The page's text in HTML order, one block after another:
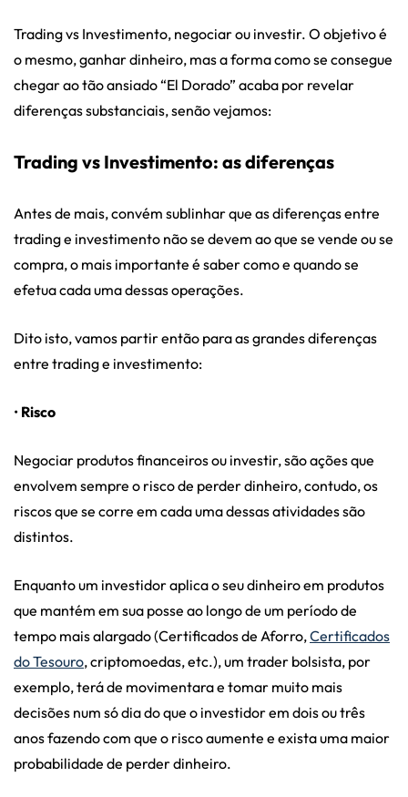
Trading vs Investimento, negociar ou investir. O objetivo é
o mesmo, ganhar dinheiro, mas a forma como se consegue
chegar ao tão ansiado “El Dorado” acaba por revelar
diferenças substanciais, senão vejamos:
Trading vs Investimento: as diferenças
Antes de mais, convém sublinhar que as diferenças entre
trading e investimento não se devem ao que se vende ou se
compra, o mais importante é saber como e quando se
efetua cada uma dessas operações.
Dito isto, vamos partir então para as grandes diferenças
entre trading e investimento:
• Risco
Negociar produtos financeiros ou investir, são ações que
envolvem sempre o risco de perder dinheiro, contudo, os
riscos que se corre em cada uma dessas atividades são
distintos.
Enquanto um investidor aplica o seu dinheiro em produtos
que mantém em sua posse ao longo de um período de
tempo mais alargado (Certificados de Aforro,Certificados
do Tesouro, criptomoedas, etc.), um trader bolsista, por
exemplo, terá de movimentara e tomar muito mais
decisões num só dia do que o investidor em dois ou três
anos fazendo com que o risco aumente e exista uma maior
probabilidade de perder dinheiro.